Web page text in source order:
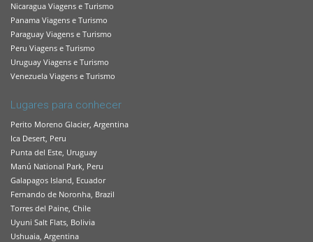
Nicaragua Viagens e Turismo
Panama Viagens e Turismo
Paraguay Viagens e Turismo
Peru Viagens e Turismo
Uruguay Viagens e Turismo
Venezuela Viagens e Turismo
Lugares para conhecer
Perito Moreno Glacier, Argentina
Ica Desert, Peru
Punta del Este, Uruguay
Manú National Park, Peru
Galapagos Island, Ecuador
Fernando de Noronha, Brazil
Torres del Paine, Chile
Uyuni Salt Flats, Bolivia
Ushuaia, Argentina